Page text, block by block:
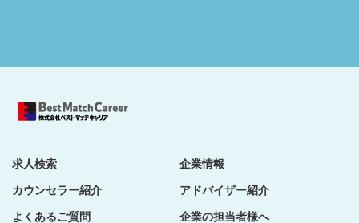
求人検索
企業情報
カウンセラー紹介
アドバイザー紹介
よくあるご質問
企業の担当者様へ